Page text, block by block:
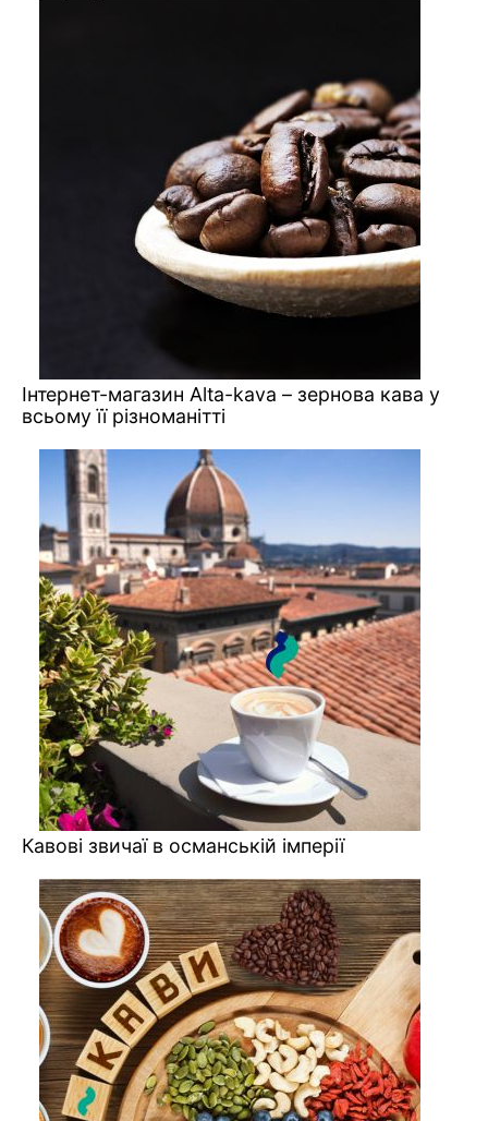
Інтернет-магазин Alta-kava – зернова кава у
всьому її різноманітті
Кавові звичаї в османській імперії